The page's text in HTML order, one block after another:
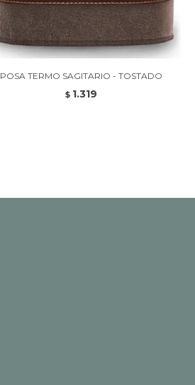
POSA TERMO SAGITARIO - TOSTADO
$ 1.319